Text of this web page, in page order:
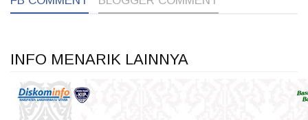
INFO MENARIK LAINNYA